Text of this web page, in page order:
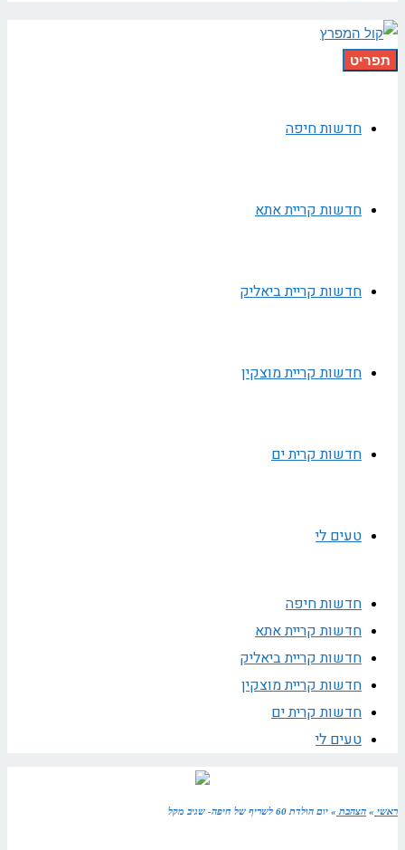
תפריט
חדשות חיפה
חדשות קריית אתא
חדשות קריית ביאליק
חדשות קריית מוצקין
חדשות קרית ים
טעים לי
חדשות חיפה
חדשות קריית אתא
חדשות קריית ביאליק
חדשות קריית מוצקין
חדשות קרית ים
טעים לי
ראשי » הצהבת » יום הולדת 60 לשריף של חיפה- שגיב מקל